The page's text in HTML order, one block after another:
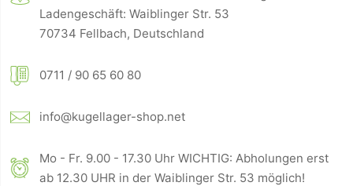
Ladengeschäft: Waiblinger Str. 53
70734 Fellbach, Deutschland
0711 / 90 65 60 80
info@kugellager-shop.net
Mo - Fr. 9.00 - 17.30 Uhr WICHTIG: Abholungen erst
ab 12.30 UHR in der Waiblinger Str. 53 möglich!